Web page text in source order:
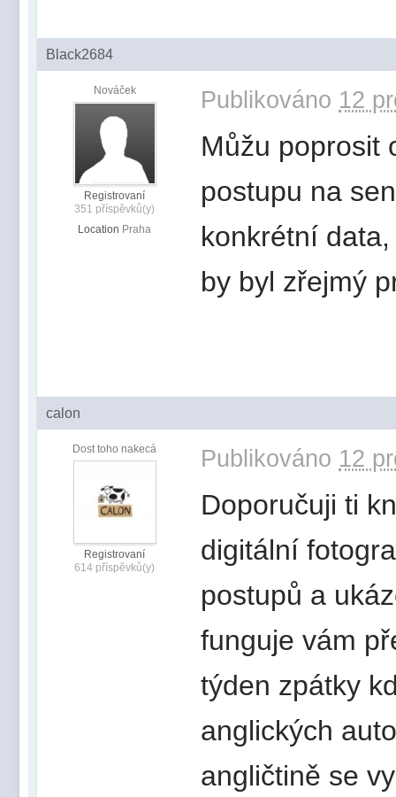
Black2684
Nováček
Registrovaní
351 příspěvků(y)
Location Praha
Publikováno 12
Můžu poprosit
postupu na
konkrétní
by byl zřejmý
calon
Dost toho nakecá
Registrovaní
614 příspěvků(y)
Publikováno 12
Doporučuji ti
digitální
postupů a
funguje vám
týden zpátky
anglických
angličtině se